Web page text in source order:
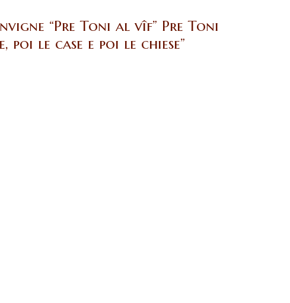
“Pre Toni al vîf” Pre Toni
le case e poi le chiese”